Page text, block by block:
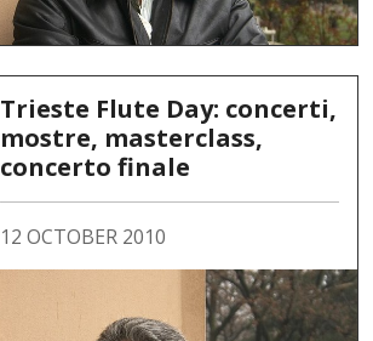
Trieste Flute Day: concerti,
mostre, masterclass,
concerto finale
12 OCTOBER 2010